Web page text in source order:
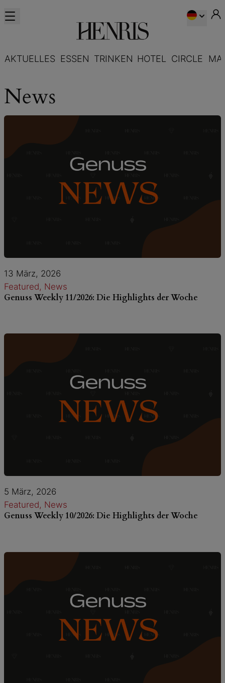
AKTUELLES ESSEN TRINKEN HOTEL CIRCLE
News
13 März, 2026
Featured, News
Genuss Weekly 11/2026: Die Highlights der Woche
5 März, 2026
Featured, News
Genuss Weekly 10/2026: Die Highlights der Woche